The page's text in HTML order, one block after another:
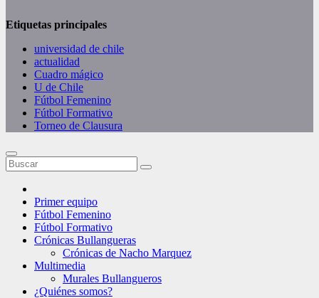
Etiquetas principales
universidad de chile
actualidad
Cuadro mágico
U de Chile
Fútbol Femenino
Fútbol Formativo
Torneo de Clausura
Primer equipo
Fútbol Femenino
Fútbol Formativo
Crónicas Bullangueras
Crónicas de Nacho Marquez
Multimedia
Murales Bullangueros
¿Quiénes somos?